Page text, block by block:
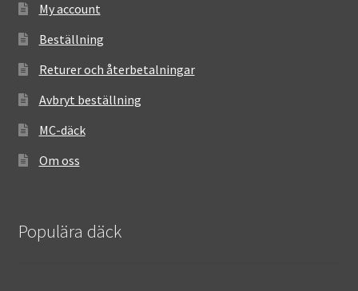
My account
Beställning
Returer och återbetalningar
Avbryt beställning
MC-däck
Om oss
Populära däck